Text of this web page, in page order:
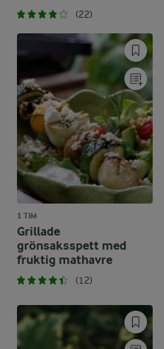
(22)
1 TIM
Grillade
grönsaksspett med
fruktig mathavre
(12)